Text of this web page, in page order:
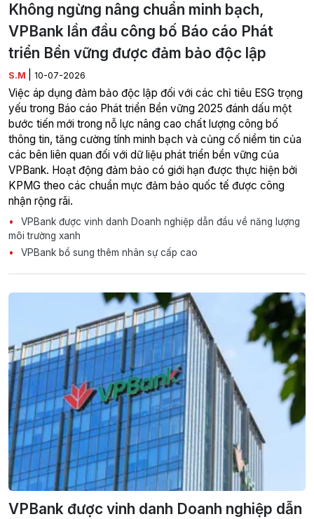
Không ngừng nâng chuẩn minh bạch,
VPBank lần đầu công bố Báo cáo Phát
triển Bền vững được đảm bảo độc lập
S.M 10-07-2026
Việc áp dụng đảm bảo độc lập đối với các chỉ tiêu ESG trọng
yếu trong Báo cáo Phát triển Bền vững 2025 đánh dấu một
bước tiến mới trong nỗ lực nâng cao chất lượng công bố
thông tin, tăng cường tính minh bạch và củng cố niềm tin của
các bên liên quan đối với dữ liệu phát triển bền vững của
VPBank. Hoạt động đảm bảo có giới hạn được thực hiện bởi
KPMG theo các chuẩn mực đảm bảo quốc tế được công
nhận rộng rãi.
VPBank được vinh danh Doanh nghiệp dẫn đầu về năng lượng
môi trường xanh
VPBank bổ sung thêm nhân sự cấp cao
VPBank được vinh danh Doanh nghiệp dẫn